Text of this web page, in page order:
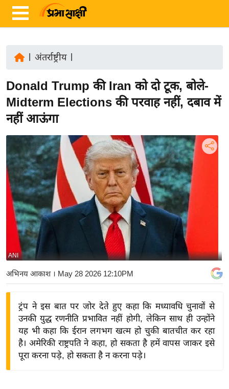
ज़ा
ख
र
ष्ट्री
अं
त
र्रा
ष्ट्री
बि
ज़
ने
द्यो
अंतर्राष्ट्रीय|
Donald Trump की Iran को दो टूक, बोले-
Midterm Elections की परवाह नहीं, दबाव में
नहीं आऊंगा
ANI
अभिनय आकाश। May 28 2026 12:10PM
ट्रंप ने इस बात पर जोर देते हुए कहा कि मध्यावधि चुनावों से
उनकी युद्ध रणनीति प्रभावित नहीं होगी, लेकिन साथ ही उन्होंने
यह भी कहा कि ईरान लगभग खत्म हो चुकी बातचीत कर रहा
है। अमेरिकी राष्ट्रपति ने कहा, हो सकता है हमें वापस जाकर इसे
पूरा करना पड़े, हो सकता है न करना पड़े।